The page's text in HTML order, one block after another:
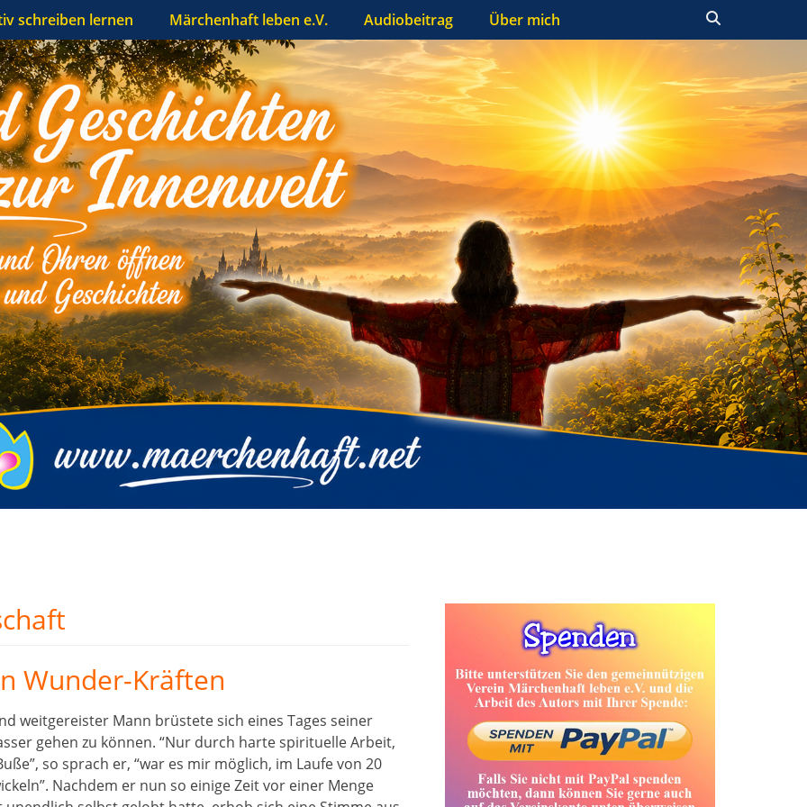
schreiben lernen Märchenhaft leben e.V. Audiobeitrag Über mich
Wunder-Kräften
weitgereister Mann brüstete sich eines Tages seiner
gehen zu können. “Nur durch harte spirituelle Arbeit,
so sprach er, “war es mir möglich, im Laufe von 20
Nachdem er nun so einige Zeit vor einer Menge